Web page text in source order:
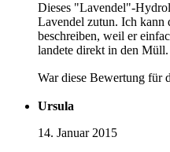
Dieses "Lavendel"-
Lavendel zutun. Ich kann
beschreiben, weil er
landete direkt in den Müll.
War diese Bewertung für
Ursula
14. Januar 2015